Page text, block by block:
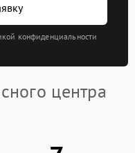
конфиденциальности
центра